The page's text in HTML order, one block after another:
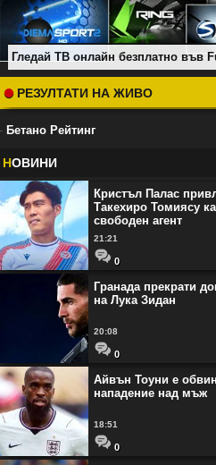
Гледай ТВ онлайн безплатно във
РЕЗУЛТАТИ НА ЖИВО
- Бетано Рейтинг
НОВИНИ
Кристъл Палас
Такехиро Томиясу
свободен агент
21:21
0
Гранада прекрати
на Лука Зидан
20:08
0
Айвън Тоуни е
нападение над мъж
18:51
0